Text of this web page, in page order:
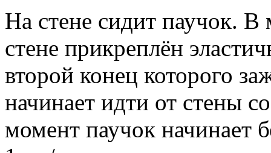
На стене сидит паучок. В
стене прикреплён
второй конец которого
начинает идти от стены
момент паучок начинает